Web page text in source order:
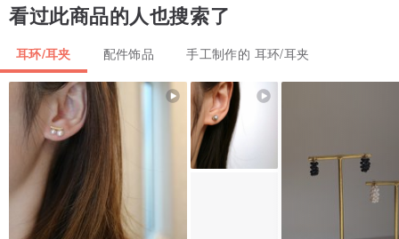
也不能够完全一模一样，敬请理解。
-----------------------------------------------------
饰品保养
．请勿用酒精或化学物品抺树脂凝胶表面。
．可用纸巾湿水清洁表面并抹干。
．由于此商品以有机物料制成，水分会对饰品造成影响，洗手或沐浴
先脱下。
．高湿度，紫外线，化学物（香水，护手霜等），猛力攻击均会对商
看过此商品的人也搜索了
耳环/耳夹 配件饰品 手工制作的 耳环/耳夹